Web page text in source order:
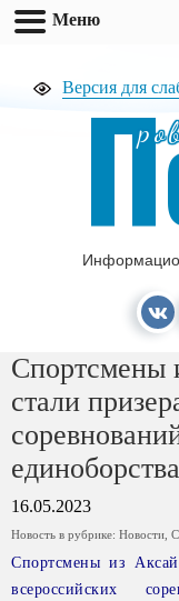
Версия для
П
Спортсмены
стали
16.05.2023
Новость в рубрике: Новости
Спортсмены из
всероссийских
Меню